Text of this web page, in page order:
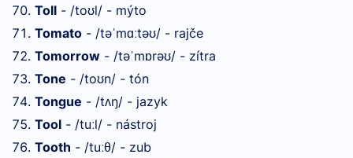
Toll - /toʊl/ - mýto
Tomato - /təˈmɑːtəʊ/ - rajče
Tomorrow - /təˈmɒrəʊ/ - zítra
Tone - /toʊn/ - tón
Tongue - /tʌŋ/ - jazyk
Tool - /tuːl/ - nástroj
Tooth - /tuːθ/ - zub